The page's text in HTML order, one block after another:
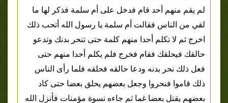
لم يقم منهم أحد قام فدخل على أم سلمة فذكر لها ما
لقي من الناس فقالت أم سلمة يا رسول الله أتحب ذلك
اخرج ثم لا تكلم أحدا منهم كلمة حتى تنحر بدنك وتدعو
حالقك فيحلقك فقام فخرج فلم يكلم أحدا منهم حتى
فعل ذلك نحر بدنه ودعا حالقه فحلقه فلما رأى الناس
ذلك قاموا فنحروا وجعل بعضهم يحلق بعضا حتى كاد
بعضهم يقتل بعضا غما ثم جاءه نسوة مؤمنات فأنزل الله